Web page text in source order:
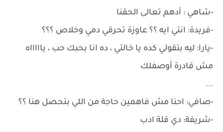
-شاهي : أدهم تعالى الحقنا
-فريدة: انتي ايه ؟؟ عاوزة تحرقي دمي وخلاص ؟؟؟
-يارا: ليه بتقولي كده يا خالتي ، ده انا بحبك حب ، ياااااه
مش قادرة أوصفلك
...
-صافي: احنا مش فاهمين حاجة من اللي بتحصل هنا ؟؟
-شريفة: دي قلة ادب